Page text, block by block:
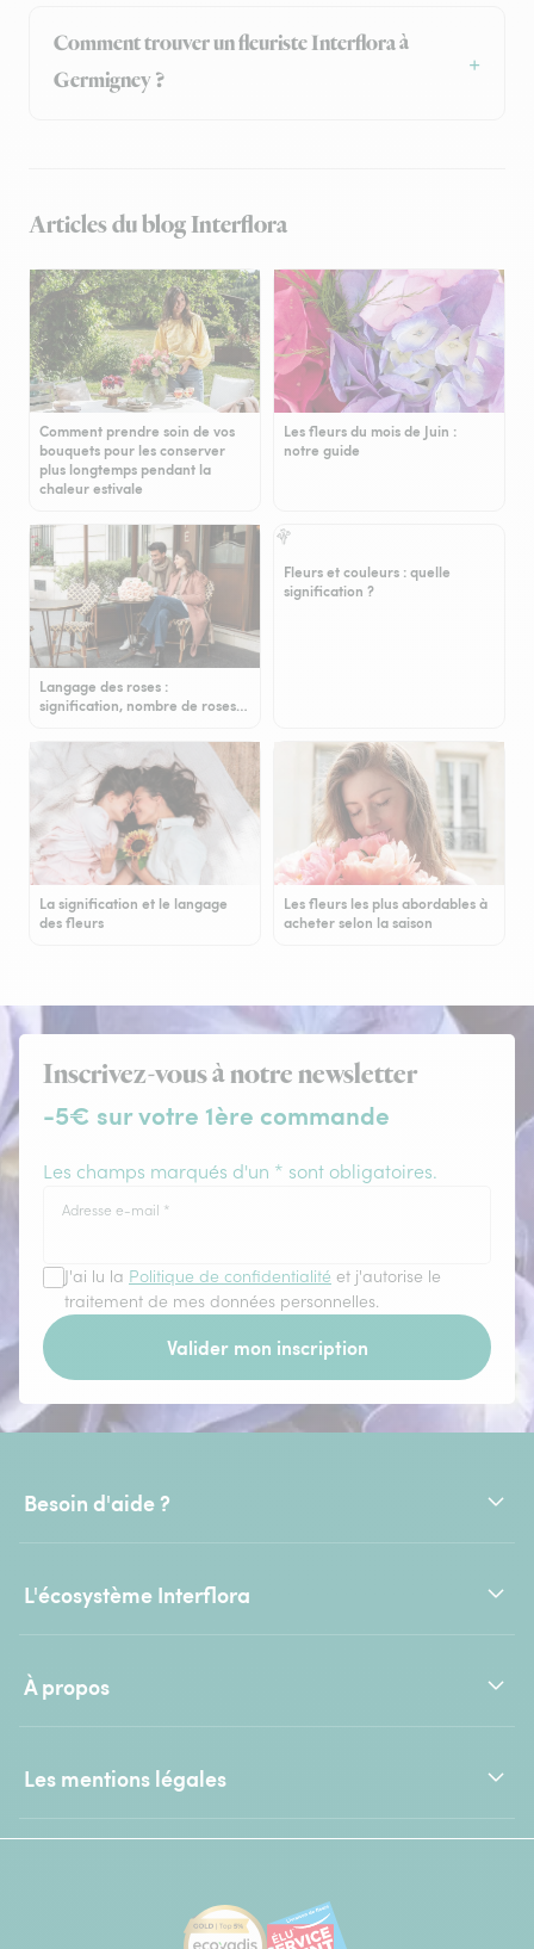
Comment trouver un fleuriste Interflora à
Germigney ?
Articles du blog Interflora
Comment prendre soin de vos
bouquets pour les conserver
plus longtemps pendant la
chaleur estivale
Les fleurs du mois de Juin :
notre guide
Langage des roses :
signification, nombre de roses…
Fleurs et couleurs : quelle
signification ?
La signification et le langage
des fleurs
Les fleurs les plus abordables à
acheter selon la saison
Inscrivez-vous à notre newsletter
-5€ sur votre 1ère commande
Les champs marqués d'un * sont obligatoires.
Adresse e-mail *
J'ai lu la Politique de confidentialité et j'autorise le
traitement de mes données personnelles.
Valider mon inscription
Besoin d'aide ?
L'écosystème Interflora
À propos
Les mentions légales